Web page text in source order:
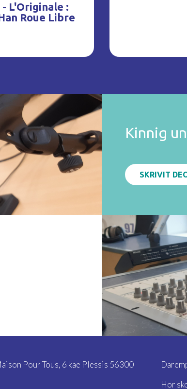
L'Originale :
Roue Libre
Kinnig un
SKRIVIT
Pour Tous, 6 kae Plessis 56300
Hor